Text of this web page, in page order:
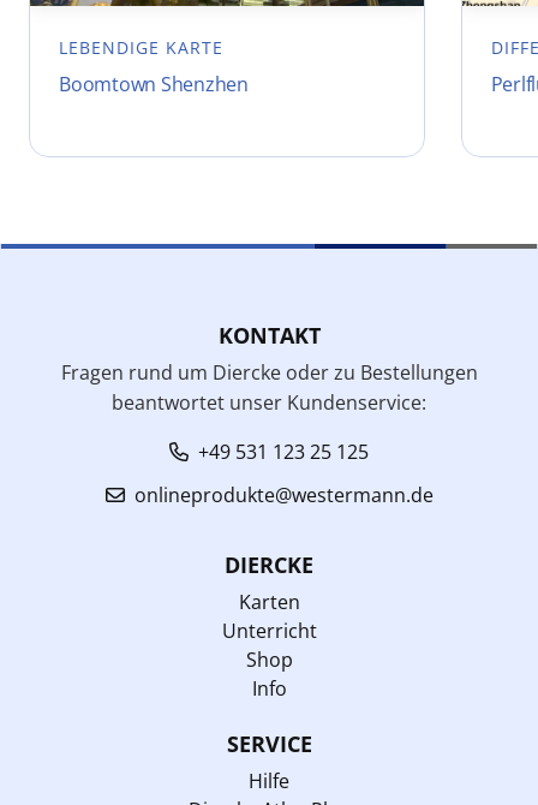
LEBENDIGE KARTE
Boomtown Shenzhen
KONTAKT
Fragen rund um Diercke oder zu Bestellungen
beantwortet unser Kundenservice:
+49 531 123 25 125
onlineprodukte@westermann.de
DIERCKE
Karten
Unterricht
Shop
Info
SERVICE
Hilfe